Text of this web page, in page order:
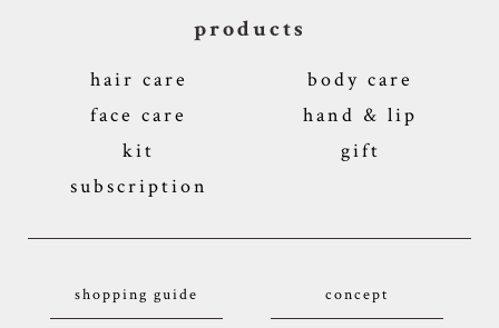
products
hair care
body care
face care
hand & lip
kit
gift
subscription
shopping guide concept